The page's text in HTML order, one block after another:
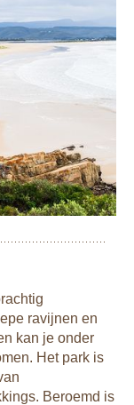
ravijnen en
kan je onder
Het park is
Beroemd is